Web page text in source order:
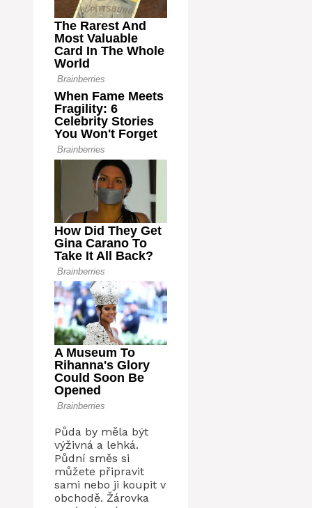
Půda by měla být
výživná a lehká.
Půdní směs si
můžete připravit
sami nebo ji koupit v
obchodě. Žárovka